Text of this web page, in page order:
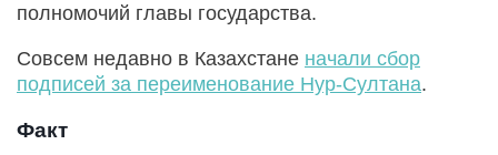
полномочий главы государства.
Совсем недавно в Казахстане начали сбор
подписей за переименование Нур-Султана.
Факт